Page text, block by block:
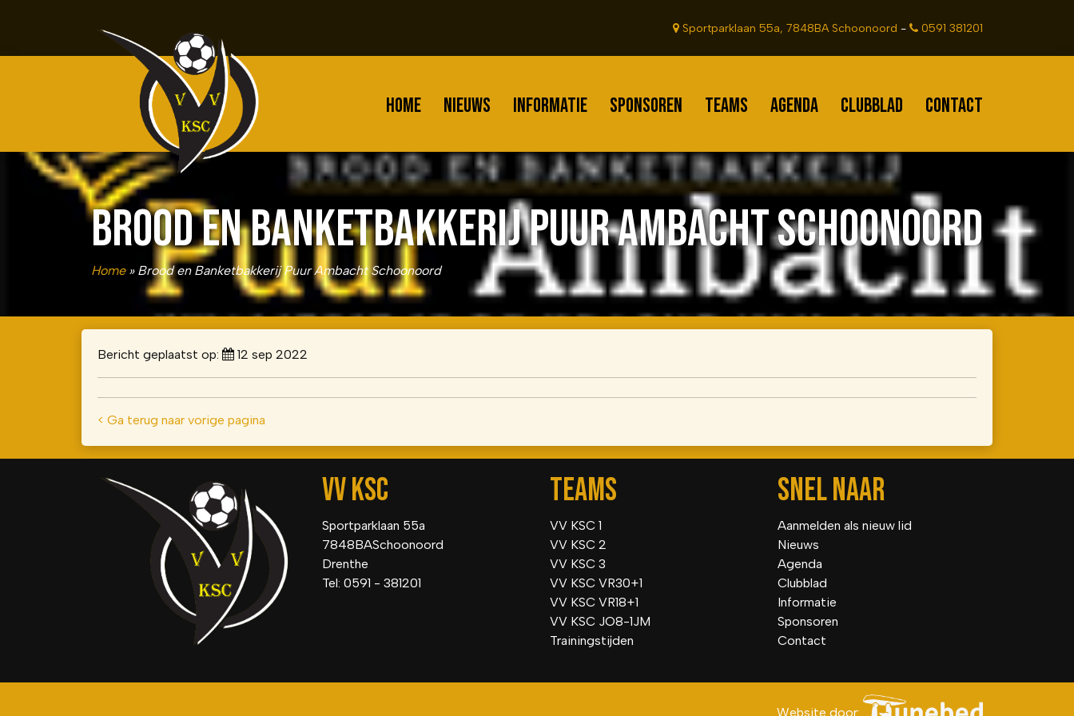
Sportparklaan 55a, 7848BA Schoonoord - 0591 381201
HOME NIEUWS INFORMATIE SPONSOREN TEAMS AGENDA CLUBBLAD CONTACT
BROOD EN BANKETBAKKERIJ PUUR AMBACHT SCHOONOORD
Home» Brood en Banketbakkerij Puur Ambacht Schoonoord
Bericht geplaatst op: 12 sep 2022
< Ga terug naar vorige pagina
VV KSC
Sportparklaan 55a
7848BASchoonoord
Drenthe
Tel: 0591 - 381201
TEAMS
VV KSC 1
VV KSC 2
VV KSC 3
VV KSC VR30+1
VV KSC VR18+1
VV KSC JO8-1JM
Trainingstijden
SNEL NAAR
Aanmelden als nieuw lid
Nieuws
Agenda
Clubblad
Informatie
Sponsoren
Contact
Website door: